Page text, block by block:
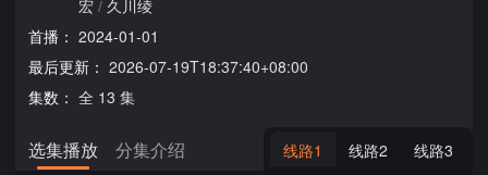
宏 / 久川绫
首播： 2024-01-01
最后更新： 2026-07-19T18:37:40+08:00
集数： 全 13 集
选集播放 分集介绍 线路1 线路2 线路3